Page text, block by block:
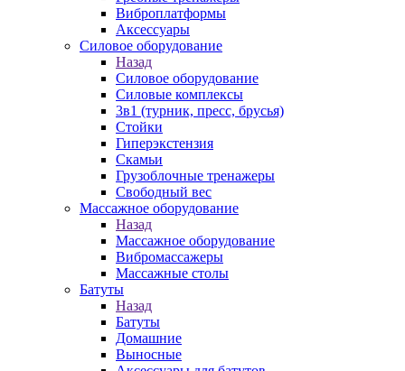
Виброплатформы
Аксессуары
Силовое оборудование
Назад
Силовое оборудование
Силовые комплексы
3в1 (турник, пресс, брусья)
Стойки
Гиперэкстензия
Скамьи
Грузоблочные тренажеры
Свободный вес
Массажное оборудование
Назад
Массажное оборудование
Вибромассажеры
Массажные столы
Батуты
Назад
Батуты
Домашние
Выносные